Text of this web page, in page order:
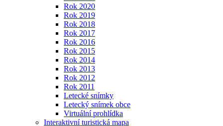
Rok 2020
Rok 2019
Rok 2018
Rok 2017
Rok 2016
Rok 2015
Rok 2014
Rok 2013
Rok 2012
Rok 2011
Letecké snímky
Letecký snímek obce
Virtuální prohlídka
Interaktivní turistická mapa